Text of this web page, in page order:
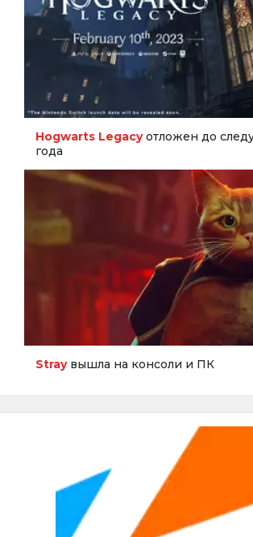
Hogwarts Legacyотложен до
года
Strayвышла на консоли и ПК